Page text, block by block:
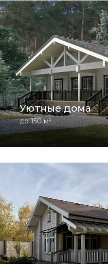
Уютные дома
до 150 м²